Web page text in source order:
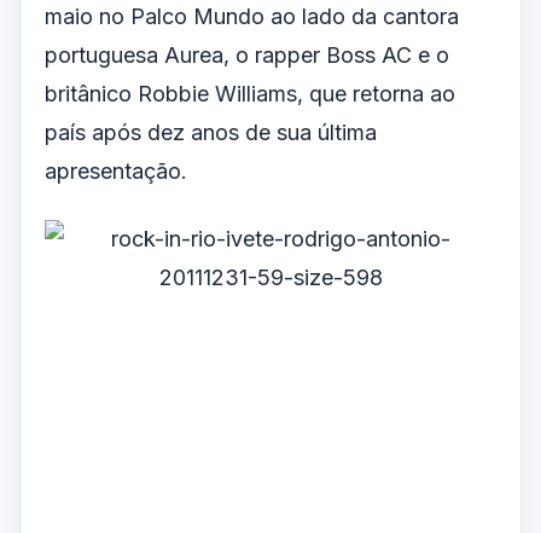
maio no Palco Mundo ao lado da cantora
portuguesa Aurea, o rapper Boss AC e o
britânico Robbie Williams, que retorna ao
país após dez anos de sua última
apresentação.